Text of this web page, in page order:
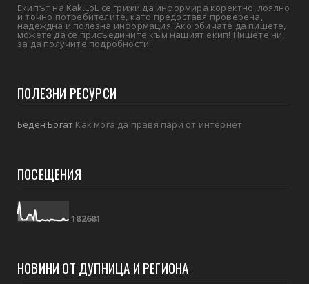
Екипът на Kak.LoL се грижи да информира коректно, лоялно
и точно потребителите, като предоставя проверена,
надеждна и полезна информация. Ако обичате да пишете,
можете да се присъедините към нашият екип! Пишете ни,
за да получите подробности!
ПОЛЕЗНИ РЕСУРСИ
Беден Богат Как мога да правя пари от интернет
ПОСЕЩЕНИЯ
182681
НОВИНИ ОТ ДУПНИЦА И РЕГИОНА